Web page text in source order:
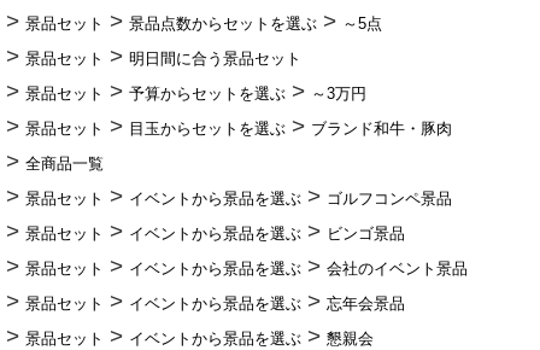
景品セット
景品点数からセットを選ぶ
～5点
景品セット
明日間に合う景品セット
景品セット
予算からセットを選ぶ
～3万円
景品セット
目玉からセットを選ぶ
ブランド和牛・豚肉
全商品一覧
景品セット
イベントから景品を選ぶ
ゴルフコンペ景品
景品セット
イベントから景品を選ぶ
ビンゴ景品
景品セット
イベントから景品を選ぶ
会社のイベント景品
景品セット
イベントから景品を選ぶ
忘年会景品
景品セット
イベントから景品を選ぶ
懇親会